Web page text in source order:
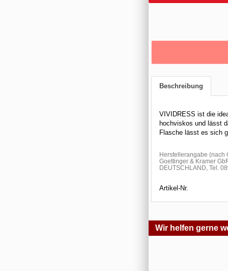
Beschreibung
VIVIDRESS ist die
hochviskos und lässt
Flasche lässt es sich
Herstellerangabe (nach
Goettinger & Kramer
DEUTSCHLAND, Tel.
Artikel-Nr.
Wir helfen gerne